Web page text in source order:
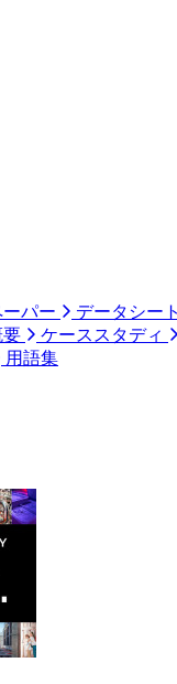
パー
データシー
要
ケーススタディ
用語集